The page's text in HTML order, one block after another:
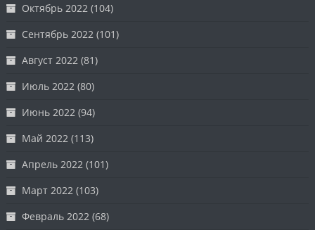
Октябрь 2022 (104)
Сентябрь 2022 (101)
Август 2022 (81)
Июль 2022 (80)
Июнь 2022 (94)
Май 2022 (113)
Апрель 2022 (101)
Март 2022 (103)
Февраль 2022 (68)